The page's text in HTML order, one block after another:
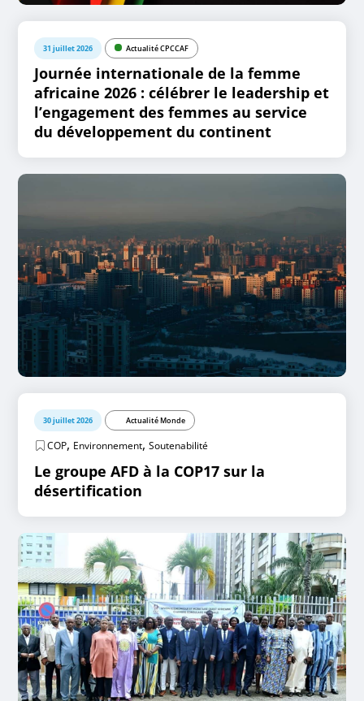
31 juillet 2026 Actualité CPCCAF
Journée internationale de la femme
africaine 2026 : célébrer le leadership et
l’engagement des femmes au service
du développement du continent
30 juillet 2026 Actualité Monde
COP, Environnement,Soutenabilité
Le groupe AFD à la COP17 sur la
désertification